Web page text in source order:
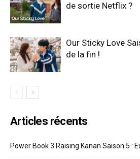
de sortie Netflix ?
Our Sticky Love
de la fin !
Articles récents
Power Book 3 Raising Kanan Saison 5 :